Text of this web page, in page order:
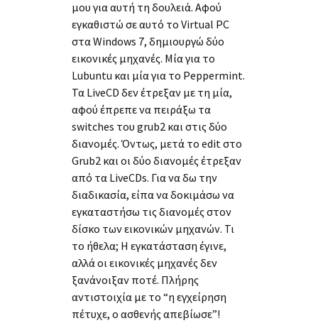
μου για αυτή τη δουλειά. Αφού
εγκαθιστώ σε αυτό το Virtual PC
στα Windows 7, δημιουργώ δύο
εικονικές μηχανές. Μία για το
Lubuntu και μία για το Peppermint.
Τα LiveCD δεν έτρεξαν με τη μία,
αφού έπρεπε να πειράξω τα
switches του grub2 και στις δύο
διανομές. Όντως, μετά το edit στο
Grub2 και οι δύο διανομές έτρεξαν
από τα LiveCDs. Για να δω την
διαδικασία, είπα να δοκιμάσω να
εγκαταστήσω τις διανομές στον
δίσκο των εικονικών μηχανών. Τι
το ήθελα; Η εγκατάσταση έγινε,
αλλά οι εικονικές μηχανές δεν
ξανάνοιξαν ποτέ. Πλήρης
αντιστοιχία με το “η εγχείρηση
πέτυχε, ο ασθενής απεβίωσε”!